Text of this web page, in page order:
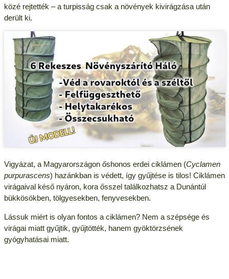
közé rejtették – a turpisság csak a növények kivirágzása után
derült ki.
Vigyázat, a Magyarországon őshonos erdei ciklámen (Cyclamen
purpurascens) hazánkban is védett, így gyűjtése is tilos! Ciklámen
virágaival késő nyáron, kora ősszel találkozhatsz a Dunántúl
bükkösökben, tölgyesekben, fenyvesekben.
Lássuk miért is olyan fontos a ciklámen? Nem a szépsége és
virágai miatt gyűjtik, gyűjtötték, hanem gyöktörzsének
gyógyhatásai miatt.